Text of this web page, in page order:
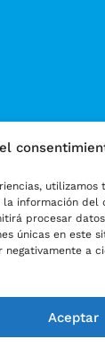
utilizamos
información del
procesar
únicas en este
a
Aceptar